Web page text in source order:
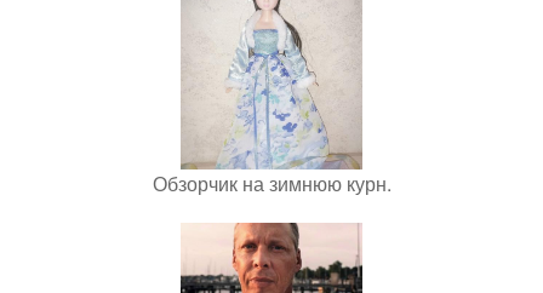
Обзорчик на зимнюю курн.